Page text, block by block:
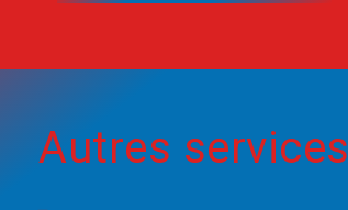
Autres services